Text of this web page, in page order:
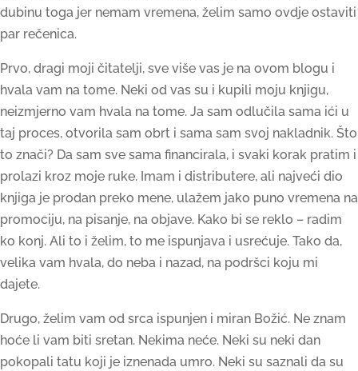
dubinu toga jer nemam vremena, želim samo ovdje ostaviti
par rečenica.
Prvo, dragi moji čitatelji, sve više vas je na ovom blogu i
hvala vam na tome. Neki od vas su i kupili moju knjigu,
neizmjerno vam hvala na tome. Ja sam odlučila sama ići u
taj proces, otvorila sam obrt i sama sam svoj nakladnik. Što
to znači? Da sam sve sama financirala, i svaki korak pratim i
prolazi kroz moje ruke. Imam i distributere, ali najveći dio
knjiga je prodan preko mene, ulažem jako puno vremena na
promociju, na pisanje, na objave. Kako bi se reklo – radim
ko konj. Ali to i želim, to me ispunjava i usrećuje. Tako da,
velika vam hvala, do neba i nazad, na podršci koju mi
dajete.
Drugo, želim vam od srca ispunjen i miran Božić. Ne znam
hoće li vam biti sretan. Nekima neće. Neki su neki dan
pokopali tatu koji je iznenada umro. Neki su saznali da su